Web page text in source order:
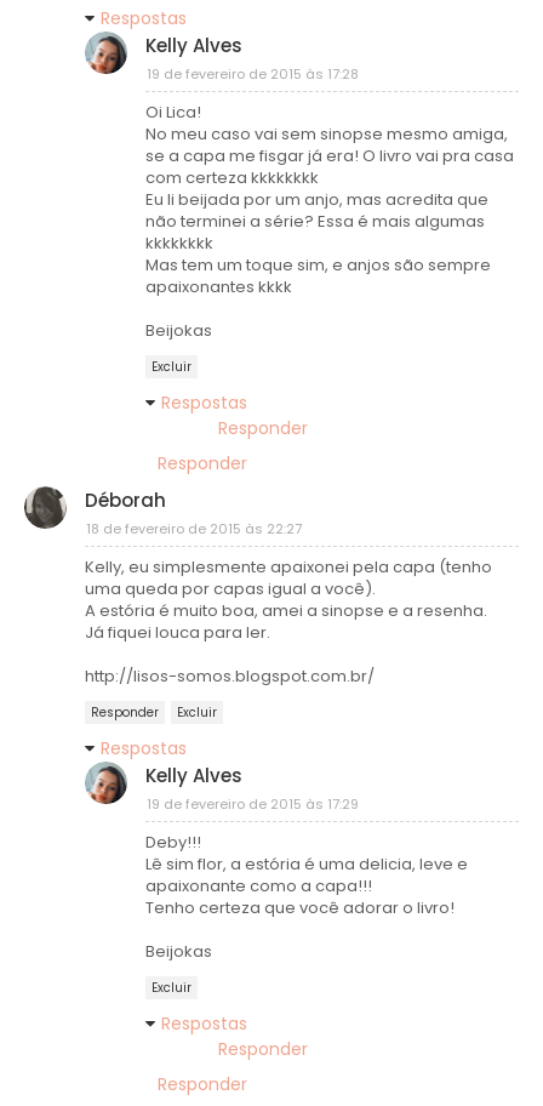
Respostas
Kelly Alves
19 de fevereiro de 2015 às 17:28
Oi Lica!
No meu caso vai sem sinopse mesmo amiga,
se a capa me fisgar já era! O livro vai pra casa
com certeza kkkkkkkk
Eu li beijada por um anjo, mas acredita que
não terminei a série? Essa é mais algumas
kkkkkkkk
Mas tem um toque sim, e anjos são sempre
apaixonantes kkkk
Beijokas
Excluir
Respostas
Responder
Responder
Déborah
18 de fevereiro de 2015 às 22:27
Kelly, eu simplesmente apaixonei pela capa (tenho
uma queda por capas igual a você).
A estória é muito boa, amei a sinopse e a resenha.
Já fiquei louca para ler.
http://lisos-somos.blogspot.com.br/
Responder Excluir
Respostas
Kelly Alves
19 de fevereiro de 2015 às 17:29
Deby!!!
Lê sim flor, a estória é uma delicia, leve e
apaixonante como a capa!!!
Tenho certeza que você adorar o livro!
Beijokas
Excluir
Respostas
Responder
Responder